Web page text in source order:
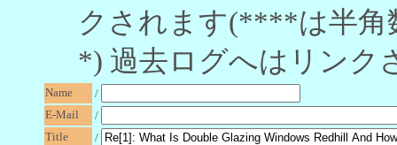
クされます(****は半角
*) 過去ログへはリンク
Name
/
E-Mail
/
Title
/